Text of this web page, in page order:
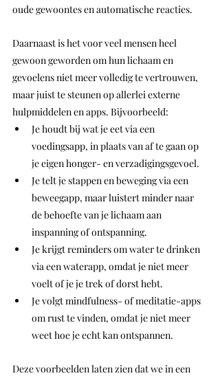
oude gewoontes en automatische reacties.
Daarnaast is het voor veel mensen heel
gewoon geworden om hun lichaam en
gevoelens niet meer volledig te vertrouwen,
maar juist te steunen op allerlei externe
hulpmiddelen en apps. Bijvoorbeeld:
Je houdt bij wat je eet via een
voedingsapp, in plaats van af te gaan op
je eigen honger- en verzadigingsgevoel.
Je telt je stappen en beweging via een
beweegapp, maar luistert minder naar
de behoefte van je lichaam aan
inspanning of ontspanning.
Je krijgt reminders om water te drinken
via een waterapp, omdat je niet meer
voelt of je je trek of dorst hebt.
Je volgt mindfulness- of meditatie-apps
om rust te vinden, omdat je niet meer
weet hoe je echt kan ontspannen.
Deze voorbeelden laten zien dat we in een